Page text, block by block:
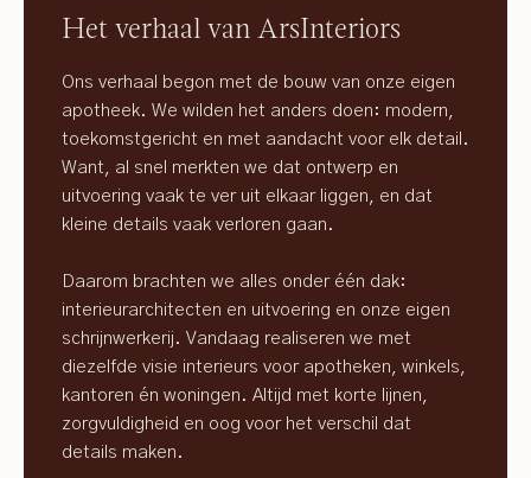
Het verhaal van ArsInteriors
Ons verhaal begon met de bouw van onze eigen
apotheek. We wilden het anders doen: modern,
toekomstgericht en met aandacht voor elk detail.
Want, al snel merkten we dat ontwerp en
uitvoering vaak te ver uit elkaar liggen, en dat
kleine details vaak verloren gaan.
Daarom brachten we alles onder één dak:
interieurarchitecten en uitvoering en onze eigen
schrijnwerkerij. Vandaag realiseren we met
diezelfde visie interieurs voor apotheken, winkels,
kantoren én woningen. Altijd met korte lijnen,
zorgvuldigheid en oog voor het verschil dat
details maken.